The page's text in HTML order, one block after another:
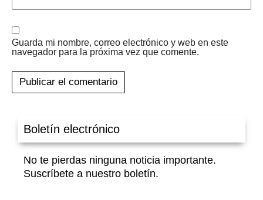
Guarda mi nombre, correo electrónico y web en este
navegador para la próxima vez que comente.
Boletín electrónico
No te pierdas ninguna noticia importante.
Suscríbete a nuestro boletín.